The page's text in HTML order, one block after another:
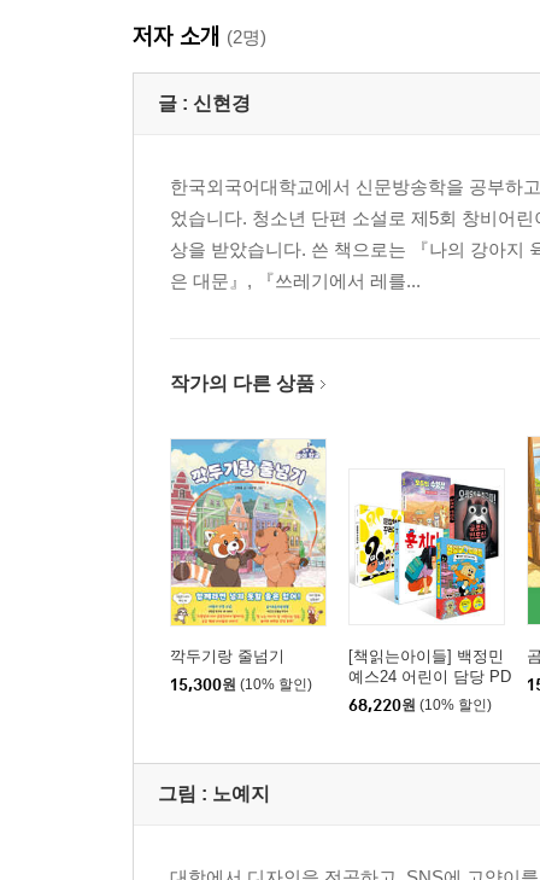
저자 소개 (2명)
글 : 신현경
한국외국어대학교에서 신문방송학을 공부하
었습니다. 청소년 단편 소설로 제5회 창비어
상을 받았습니다. 쓴 책으로는 『나의 강아지
은 대문』, 『쓰레기에서 레를...
작가의 다른 상품
깍두기랑 줄넘기
15,300원 (10% 할인)
[책읽는아이들] 백정민
예스24 어린이 담당 PD
추천 초등 1~2학년 세
68,220원 (10% 할인)
그림 : 노예지